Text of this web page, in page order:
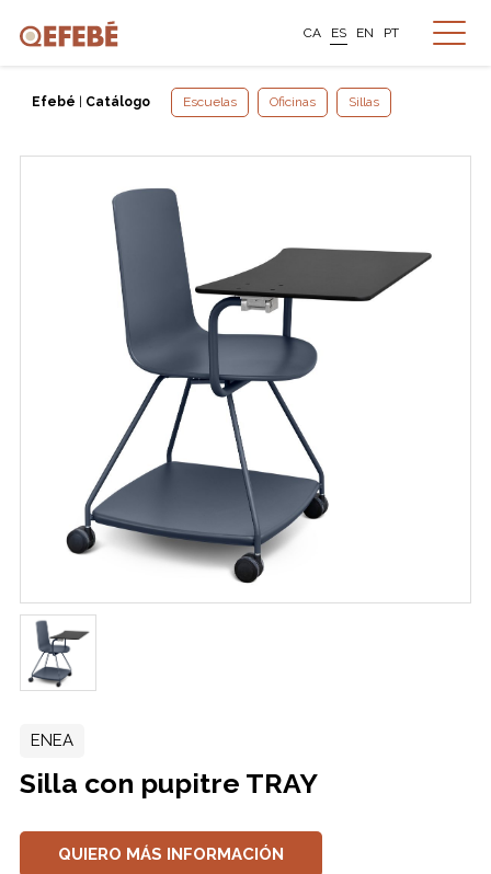
CA ES EN PT
Efebé Catálogo Escuelas Oficinas Sillas
ENEA
Silla con pupitre TRAY
QUIERO MÁS INFORMACIÓN